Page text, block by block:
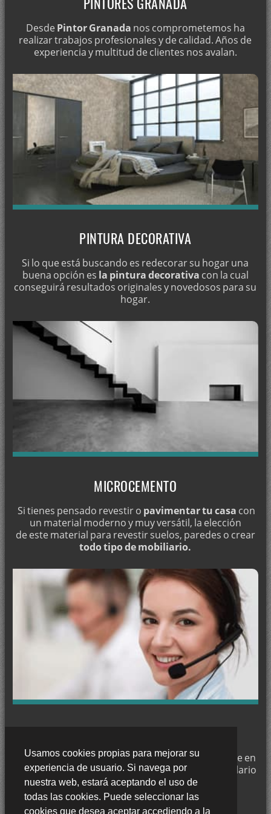
Usamos cookies propias para mejorar su
experiencia de usuario. Si navega por
nuestra web, estará aceptando el uso de
todas las cookies. Puede seleccionar las
cookies que desea aceptar accediendo a la
Pintura en Beas de Guadix
Pintura en Benacebada
Pintura en Benalúa
Pintor en Benalúa de las Villas
Pintura en Benamaurel
Pintura en Bérchules
Pintura en Bogarre - Granada
Pintura en Bubión
Pintura en Busquístar
Pintura en Cacín
Pintura en Cájar
Pintura en Calicasas
Pintura en Campotéjar
Pintura en Cáñar
Pintura en Capileira
Pintura en Carataunas
Pintura en Carramaiza
Pintura en Casanueva
Pintar en Cástaras
Pintar en Castell de Ferro
Pintar en Castilléjar
Pintar en Castillo de Tajarja
Pintar en Motril
Pintar en Maracena
Pintar en Las Gabias
Pintar en Guadix
Pintar en La Zubia
Pintar en Santa Fe
Pintar en Salobreña
Pintar en Pinos Puente
Pintar en Íllora
Pintar en Vegas del Genil
Desde Pintor Granada nos comprometemos ha
realizar trabajos profesionales y de calidad. Años de
experiencia y multitud de clientes nos avalan.
PINTURA DECORATIVA
Si lo que está buscando es redecorar su hogar una
buena opción es la pintura decorativa con la cual
conseguirá resultados originales y novedosos para su
hogar.
MICROCEMENTO
Si tienes pensado revestir o pavimentar tu casa con
un material moderno y muy versátil, la elección
de este material para revestir suelos, paredes o crear
todo tipo de mobiliario.
Trabajamos enGranaday si desea puede ponerse en
contacto con nosotros a través de nuestro formulario
de contacto o llámenos al:
635 476 599